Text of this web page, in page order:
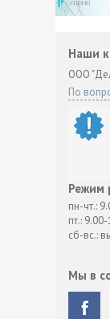
Наши
ООО
По
Режим
пн-чт.:
пт.:
сб-вс.:
Мы в